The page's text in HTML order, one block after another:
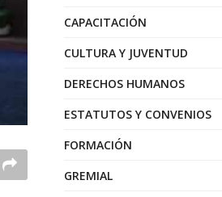
CAPACITACIÓN
CULTURA Y JUVENTUD
DERECHOS HUMANOS
ESTATUTOS Y CONVENIOS
FORMACIÓN
GREMIAL